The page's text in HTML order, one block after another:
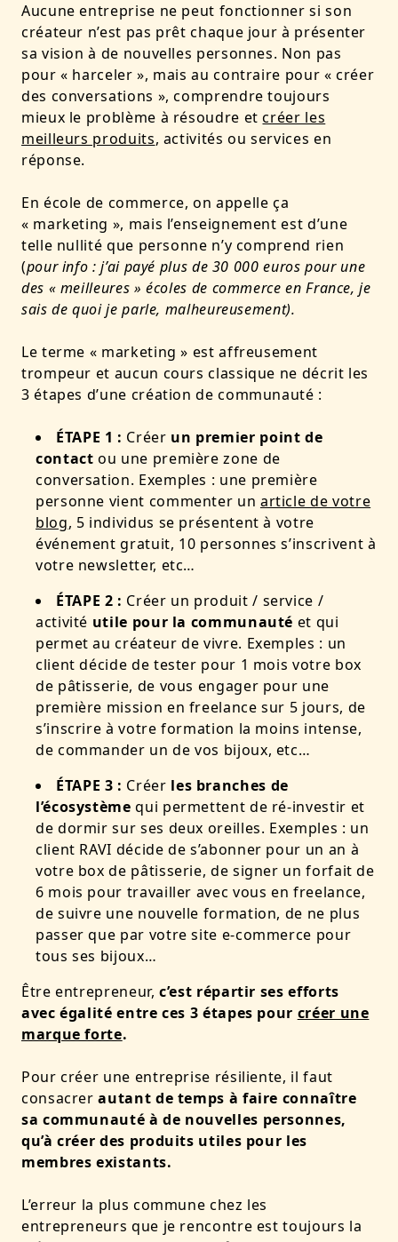
Aucune entreprise ne peut fonctionner si son
créateur n’est pas prêt chaque jour à présenter
sa vision à de nouvelles personnes. Non pas
pour « harceler », mais au contraire pour « créer
des conversations », comprendre toujours
mieux le problème à résoudre etcréer les
meilleurs produits, activités ou services en
réponse.
En école de commerce, on appelle ça
« marketing », mais l’enseignement est d’une
telle nullité que personne n’y comprend rien
(pour info : j’ai payé plus de 30 000 euros pour une
des « meilleures » écoles de commerce en France, je
sais de quoi je parle, malheureusement).
Le terme « marketing » est affreusement
trompeur et aucun cours classique ne décrit les
3 étapes d’une création de communauté :
ÉTAPE 1 : Créer un premier point de
contact ou une première zone de
conversation. Exemples : une première
personne vient commenter un article de votre
blog, 5 individus se présentent à votre
événement gratuit, 10 personnes s’inscrivent à
votre newsletter, etc…
ÉTAPE 2 : Créer un produit / service /
activité utile pour la communauté et qui
permet au créateur de vivre. Exemples : un
client décide de tester pour 1 mois votre box
de pâtisserie, de vous engager pour une
première mission en freelance sur 5 jours, de
s’inscrire à votre formation la moins intense,
de commander un de vos bijoux, etc…
ÉTAPE 3 : Créer les branches de
l’écosystème qui permettent de ré-investir et
de dormir sur ses deux oreilles. Exemples : un
client RAVI décide de s’abonner pour un an à
votre box de pâtisserie, de signer un forfait de
6 mois pour travailler avec vous en freelance,
de suivre une nouvelle formation, de ne plus
passer que par votre site e-commerce pour
tous ses bijoux…
Être entrepreneur,c’est répartir ses efforts
avec égalité entre ces 3 étapes pour créer une
marque forte.
Pour créer une entreprise résiliente, il faut
consacrerautant de temps à faire connaître
sa communauté à de nouvelles personnes,
qu’à créer des produits utiles pour les
membres existants.
L’erreur la plus commune chez les
entrepreneurs que je rencontre est toujours la